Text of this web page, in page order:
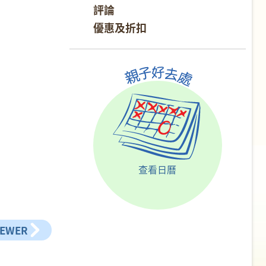
評論
優惠及折扣
查看日曆